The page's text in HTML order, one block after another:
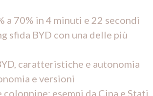
a 70% in 4 minuti e 22 secondi
sfida BYD con una delle più
caratteristiche e autonomia
e versioni
esempi da Cina e Stati